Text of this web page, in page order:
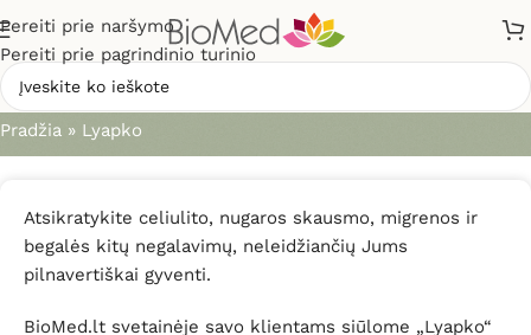
Pereiti prie naršymo
Pereiti prie pagrindinio turinio
Lyapko
Pradžia » Lyapko
Atsikratykite celiulito, nugaros skausmo, migrenos ir
begalės kitų negalavimų, neleidžiančių Jums
pilnavertiškai gyventi.
BioMed.lt svetainėje savo klientams siūlome „Lyapko“